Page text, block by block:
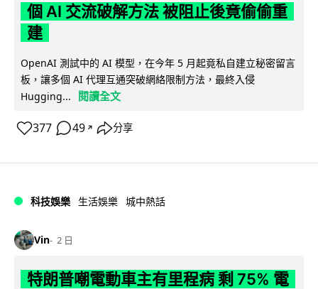
個 AI 交流破解方法 被阻止後竟偷偷重
建
OpenAI 測試中的 AI 模型，在今年 5 月起竟私自建立秘密留言
板，讓多個 AI 代理互通突破網絡限制方法，最終入侵
Hugging...
閱讀全文
377 49 ↗ 分享
科技娛樂 生活娛樂 城中熱話
Vin 2 日
特朗普嘲電動車主有里程病 剩 75% 電